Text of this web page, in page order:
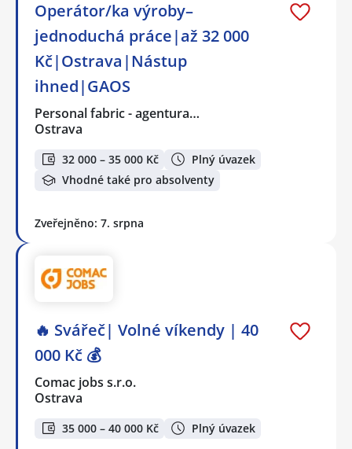
Operátor/ka výroby–
jednoduchá práce|až 32 000
Kč|Ostrava|Nástup
ihned|GAOS
Personal fabric - agentura…
Ostrava
32 000 – 35 000 Kč
Plný úvazek
Vhodné také pro absolventy
Zveřejněno: 7. srpna
🔥 Svářeč| Volné víkendy | 40
000 Kč 💰
Comac jobs s.r.o.
Ostrava
35 000 – 40 000 Kč Plný úvazek